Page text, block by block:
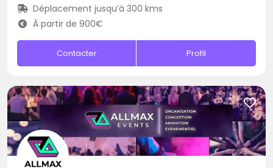
Déplacement jusqu’à 300 kms
À partir de 900€
Contacter Profil